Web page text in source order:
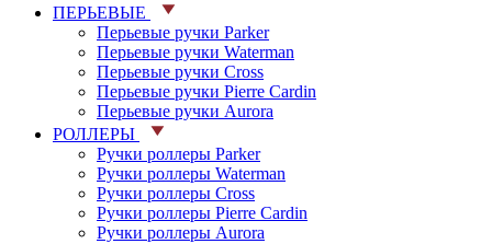
ПЕРЬЕВЫЕ
Перьевые ручки Parker
Перьевые ручки Waterman
Перьевые ручки Cross
Перьевые ручки Pierre Cardin
Перьевые ручки Aurora
РОЛЛЕРЫ
Ручки роллеры Parker
Ручки роллеры Waterman
Ручки роллеры Cross
Ручки роллеры Pierre Cardin
Ручки роллеры Aurora